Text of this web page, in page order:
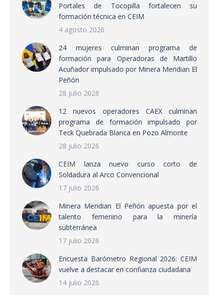
Portales de Tocopilla fortalecen su
formación técnica en CEIM
4 agosto 2026
24 mujeres culminan programa de
formación para Operadoras de Martillo
Acuñador impulsado por Minera Meridian El
Peñón
28 julio 2026
12 nuevos operadores CAEX culminan
programa de formación impulsado por
Teck Quebrada Blanca en Pozo Almonte
28 julio 2026
CEIM lanza nuevo curso corto de
Soldadura al Arco Convencional
17 julio 2026
Minera Meridian El Peñón apuesta por el
talento femenino para la minería
subterránea
17 julio 2026
Encuesta Barómetro Regional 2026: CEIM
vuelve a destacar en confianza ciudadana
14 julio 2026